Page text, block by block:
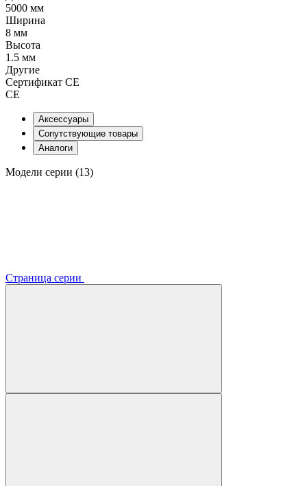
5000 мм
Ширина
8 мм
Высота
1.5 мм
Другие
Сертификат CE
CE
Аксессуары
Сопутствующие товары
Аналоги
Модели серии (13)
Страница серии